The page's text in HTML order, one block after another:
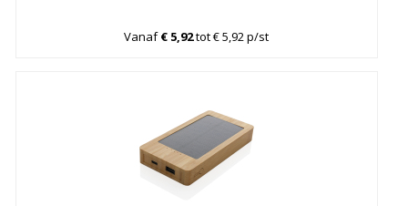
Vanaf€ 5,92tot € 5,92 p/st